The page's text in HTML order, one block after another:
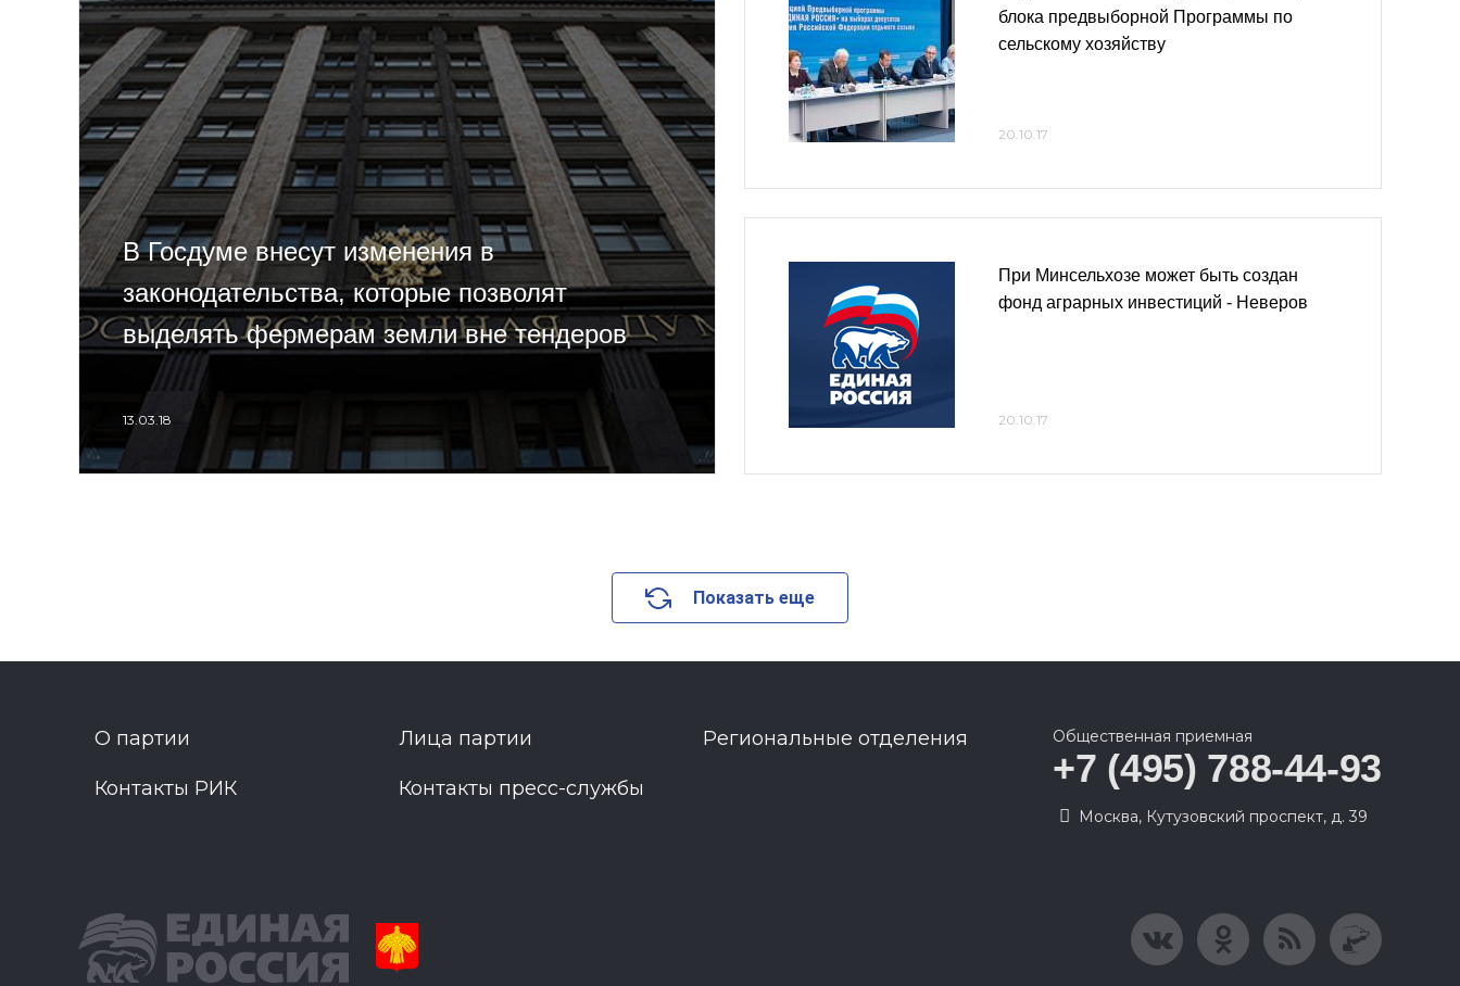
В Госдуме внесут изменения в
законодательства, которые позволят
выделять фермерам земли вне тендеров
13.03.18
блока предвыборной Программы по
сельскому хозяйству
20.10.17
При Минсельхозе может быть создан
фонд аграрных инвестиций - Неверов
20.10.17
Показать еще
О партии Лица партии Региональные отделения
Контакты РИК Контакты пресс-службы
Общественная приемная
+7 (495) 788-44-93
Москва, Кутузовский проспект, д. 39